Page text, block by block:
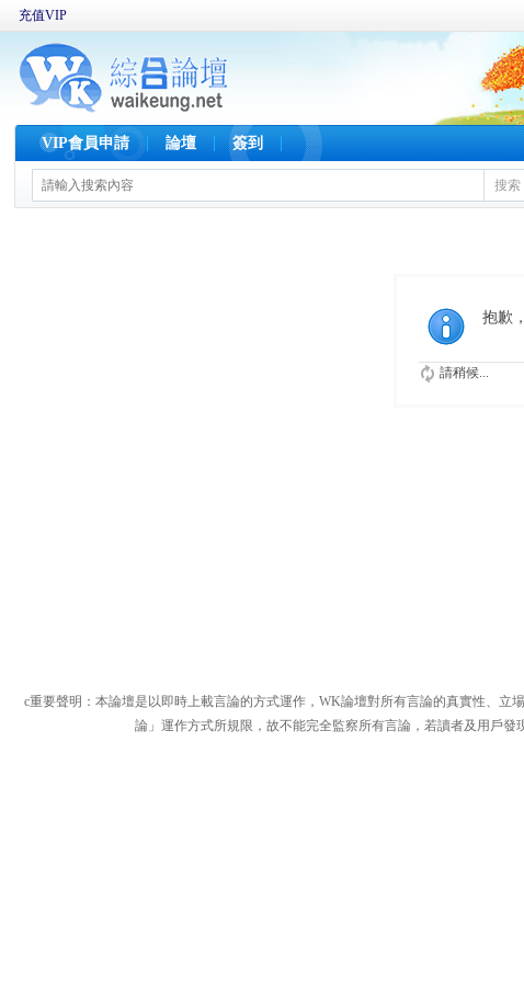
充值VIP
VIP會員申請 論壇 簽到
搜索
抱歉
請稍候...
c重要聲明：本論壇是以即時上載言論的方式運作，WK論壇對所有言論的真實性、
論」運作方式所規限，故不能完全監察所有言論，若讀者及用戶